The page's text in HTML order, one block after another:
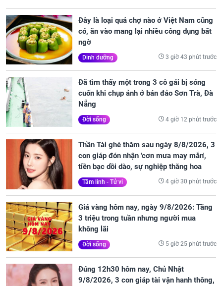
Đây là loại quả chợ nào ở Việt Nam cũng
có, ăn vào mang lại nhiều công dụng bất
ngờ
Dinh dưỡng 3 giờ 43 phút trước
Đã tìm thấy một trong 3 cô gái bị sóng
cuốn khi chụp ảnh ở bán đảo Sơn Trà, Đà
Nẵng
Đời sống 4 giờ 12 phút trước
Thần Tài ghé thăm sau ngày 8/8/2026, 3
con giáp đón nhận 'cơn mưa may mắn',
tiền bạc dồi dào, sự nghiệp thăng hoa
Tâm linh - Tử vi 4 giờ 30 phút trước
Giá vàng hôm nay, ngày 9/8/2026: Tăng
3 triệu trong tuần nhưng người mua
không lãi
Đời sống 5 giờ 25 phút trước
Đúng 12h30 hôm nay, Chủ Nhật
9/8/2026, 3 con giáp tài vận hanh thông,